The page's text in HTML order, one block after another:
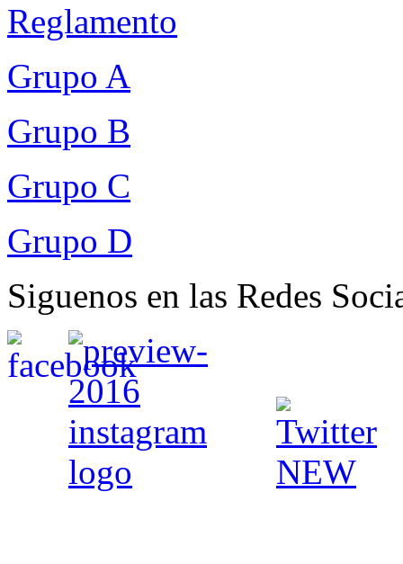
Reglamento
Grupo A
Grupo B
Grupo C
Grupo D
Siguenos en las Redes